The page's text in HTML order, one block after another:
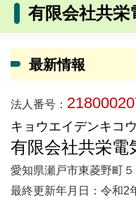
有限会社共栄
最新情報
法人番号：
キョウエイデンキコ
有限会社共栄電
愛知県瀬戸市東菱野町
最終更新年月日：令和2